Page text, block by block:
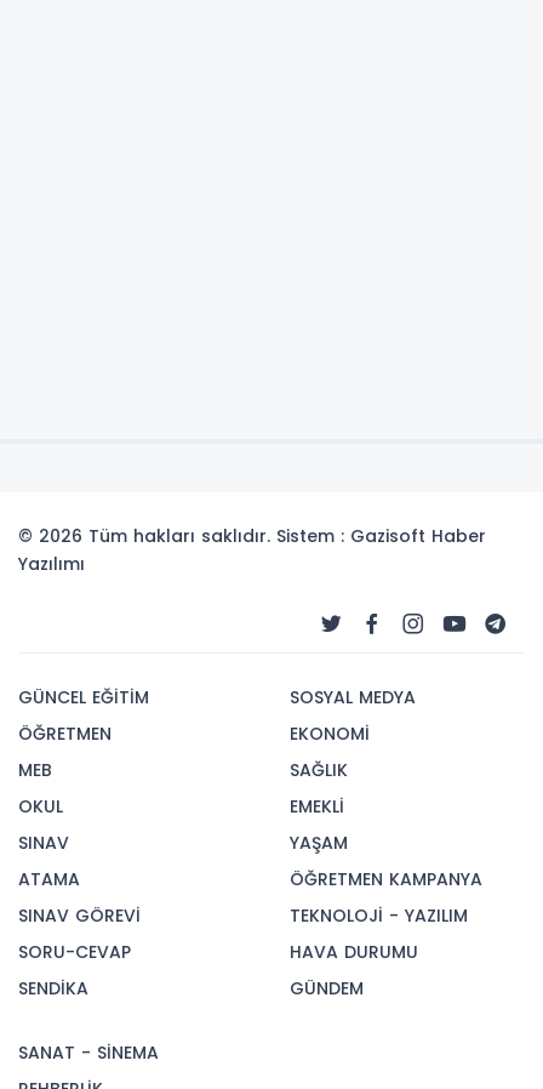
© 2026 Tüm hakları saklıdır. Sistem : Gazisoft Haber
Yazılımı
GÜNCEL EĞİTİM
ÖĞRETMEN
MEB
OKUL
SINAV
ATAMA
SINAV GÖREVİ
SORU-CEVAP
SENDİKA
SOSYAL MEDYA
EKONOMİ
SAĞLIK
EMEKLİ
YAŞAM
ÖĞRETMEN KAMPANYA
TEKNOLOJİ - YAZILIM
HAVA DURUMU
GÜNDEM
SANAT - SİNEMA